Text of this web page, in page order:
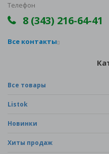
Телефон
8 (343) 216-64-41
Все контакты
Все товары
Listok
Новинки
Хиты продаж